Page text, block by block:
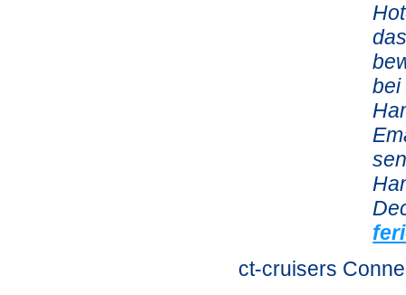
bei
ct-cruisers